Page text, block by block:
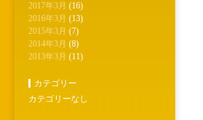
2017年3月 (16)
2016年3月 (13)
2015年3月 (7)
2014年3月 (8)
2013年3月 (11)
カテゴリー
カテゴリーなし